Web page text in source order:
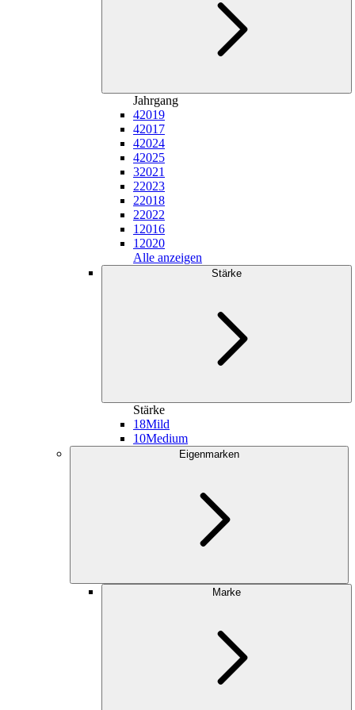
Jahrgang
42019
42017
42024
42025
32021
22023
22018
22022
1 2016
1 2020
Alle anzeigen
Stärke
Stärke
18Mild
10Medium
Eigenmarken
Marke